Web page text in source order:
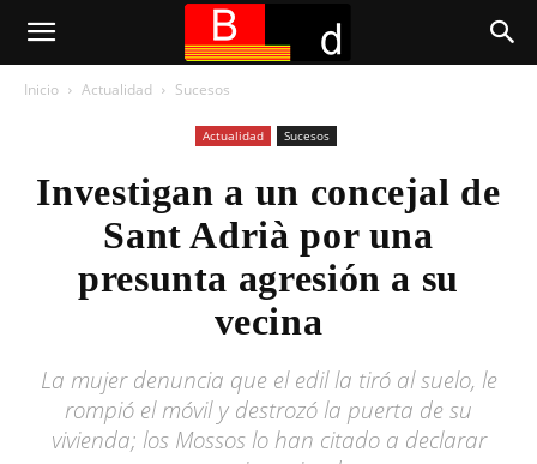
Inicio Actualidad Sucesos
Actualidad Sucesos
Investigan a un concejal de
Sant Adrià por una
presunta agresión a su
vecina
La mujer denuncia que el edil la tiró al suelo, le
rompió el móvil y destrozó la puerta de su
vivienda; los Mossos lo han citado a declarar